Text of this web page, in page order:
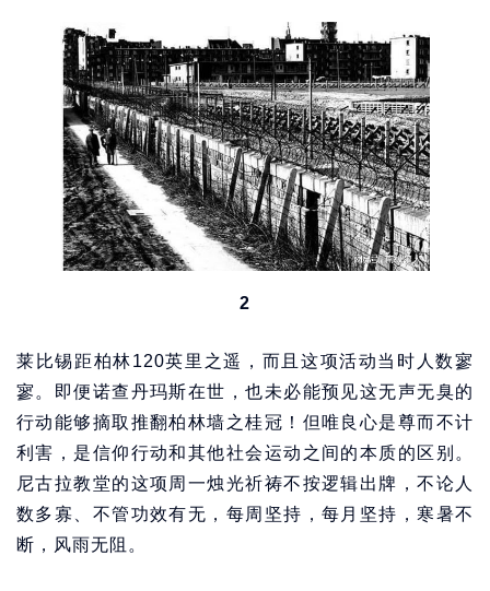
2
莱比锡距柏林120英里之遥，而且这项活动当时人数寥
寥。即便诺查丹玛斯在世，也未必能预见这无声无臭的
行动能够摘取推翻柏林墙之桂冠！但唯良心是尊而不计
利害，是信仰行动和其他社会运动之间的本质的区别。
尼古拉教堂的这项周一烛光祈祷不按逻辑出牌，不论人
数多寡、不管功效有无，每周坚持，每月坚持，寒暑不
断，风雨无阻。